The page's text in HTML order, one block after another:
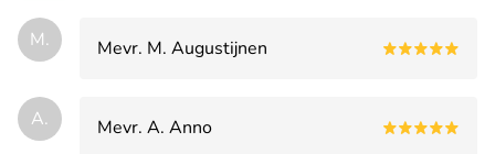
M. Mevr. M. Augustijnen
A. Mevr. A. Anno